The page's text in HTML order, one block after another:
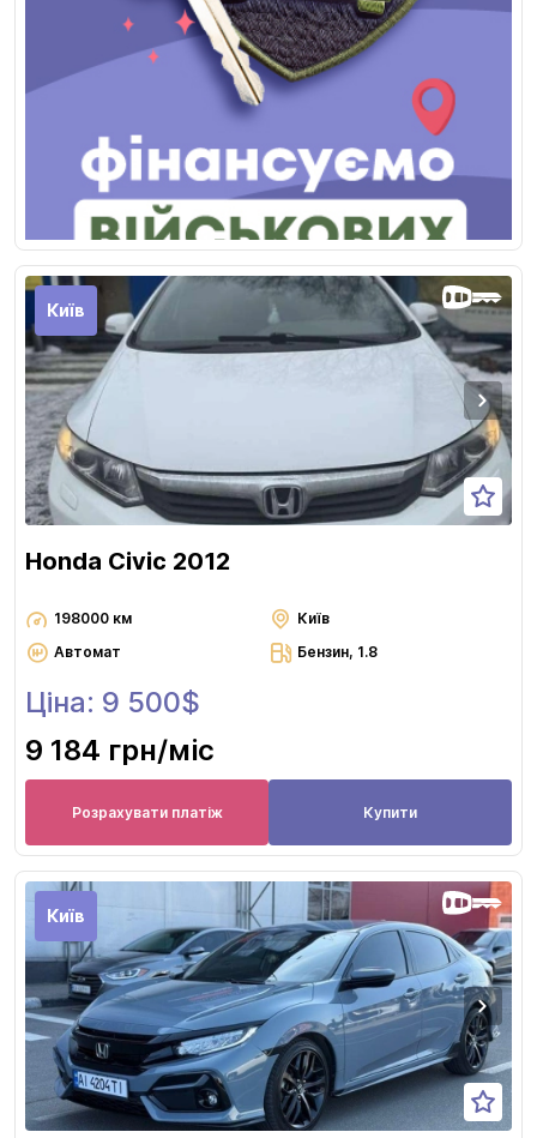
Київ
Honda Civic 2012
198000 км
Київ
Автомат
Бензин, 1.8
Ціна: 9 500$
9 184 грн/міс
Розрахувати платіж Купити
Київ